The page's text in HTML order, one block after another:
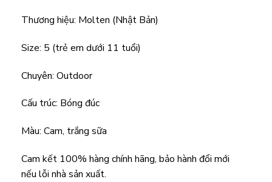
Thương hiệu: Molten (Nhật Bản)
Size: 5 (trẻ em dưới 11 tuổi)
Chuyên: Outdoor
Cấu trúc: Bóng đúc
Màu: Cam, trắng sữa
Cam kết 100% hàng chính hãng, bảo hành đổi mới
nếu lỗi nhà sản xuất.